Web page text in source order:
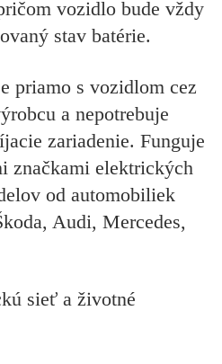
vozidlo bude vždy
stav batérie.
priamo s vozidlom cez
a nepotrebuje
zariadenie. Funguje
značkami elektrických
od automobiliek
Audi, Mercedes,
sieť a životné